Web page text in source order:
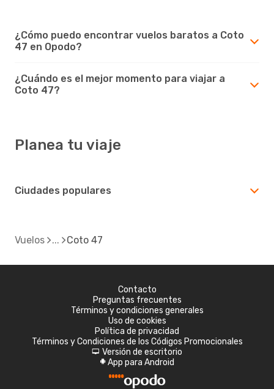
¿Cómo puedo encontrar vuelos baratos a Coto
47 en Opodo?
¿Cuándo es el mejor momento para viajar a
Coto 47?
Planea tu viaje
Ciudades populares
Vuelos Coto 47
Contacto
Preguntas frecuentes
Términos y condiciones generales
Uso de cookies
Política de privacidad
Términos y Condiciones de los Códigos Promocionales
d Versión de escritorio
A App para Android